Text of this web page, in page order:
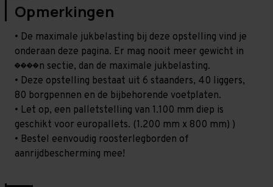
Opmerkingen
• De maximale jukbelasting bij deze opstelling vind je
onderaan deze pagina. Er mag nooit meer gewicht in
����n sectie, dan de maximale jukbelasting.
• Deze opstelling bestaat uit 6 staanders, 40 liggers,
80 borgpennen en de bijbehorende voetplaten.
• Let op, een palletstelling van 1.100 mm diep is
geschikt voor europallets. (1.200 mm x 800 mm) )
• Bestel eenvoudig roosterlegborden of
aanrijdbescherming mee!